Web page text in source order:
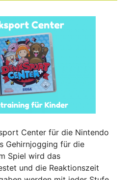
Center für die Nintendo
Gehirnjogging für die
Spiel wird das
und die Reaktionszeit